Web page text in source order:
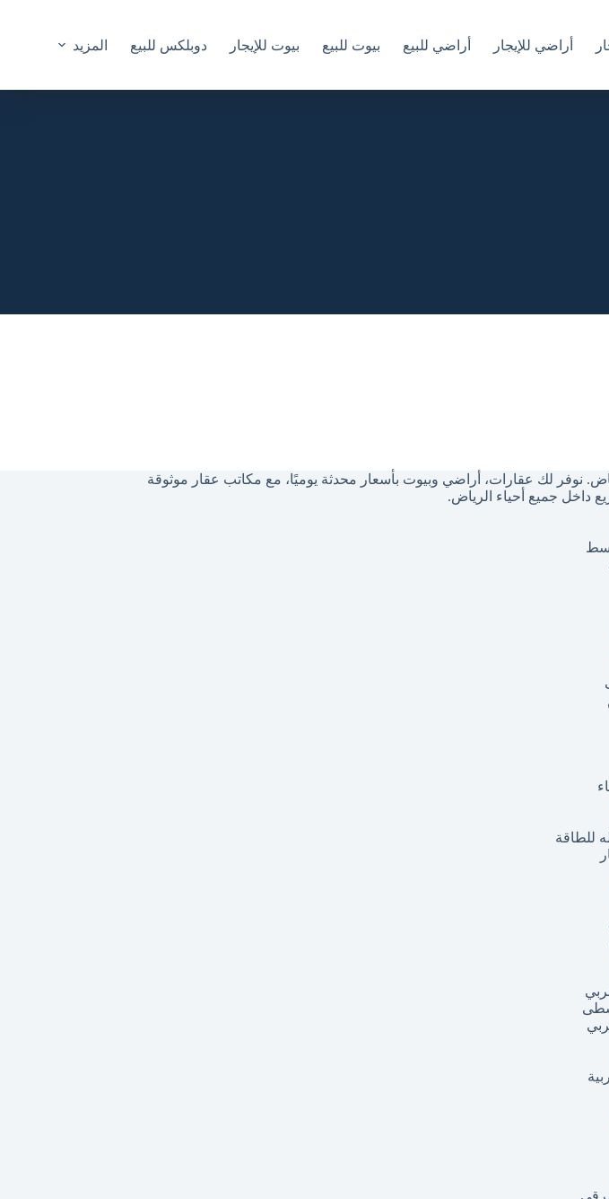
أراضي للإيجار أراضي للبيع بيوت للبيع بيوت للإيجار دوبلكس للبيع المزيد
نوفر لك عقارات، أراضي وبيوت بأسعار محدثة يوميًا، مع مكاتب عقار موثوقة
داخل جميع أحياء الرياض.
للطاقة